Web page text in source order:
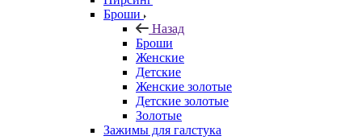
Броши
Назад
Броши
Женские
Детские
Женские золотые
Детские золотые
Золотые
Зажимы для галстука